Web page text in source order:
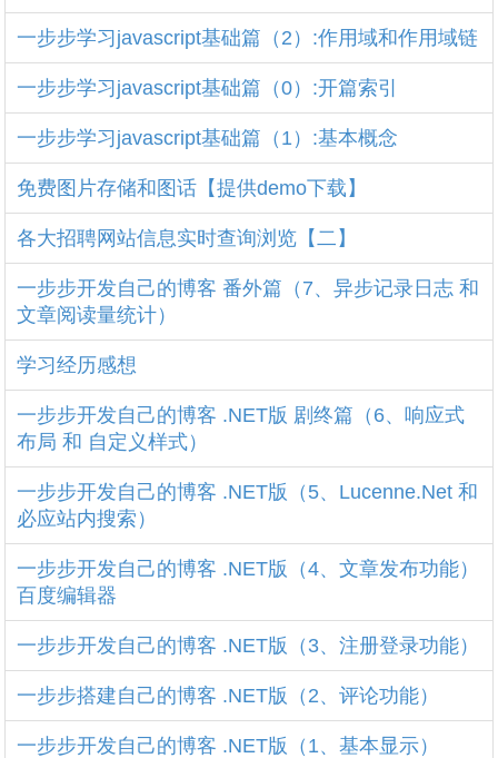
一步步学习javascript基础篇（2）:作用域和作用域链
一步步学习javascript基础篇（0）:开篇索引
一步步学习javascript基础篇（1）:基本概念
免费图片存储和图话【提供demo下载】
各大招聘网站信息实时查询浏览【二】
一步步开发自己的博客 番外篇（7、异步记录日志 和
文章阅读量统计）
学习经历感想
一步步开发自己的博客 .NET版 剧终篇（6、响应式
布局 和 自定义样式）
一步步开发自己的博客 .NET版（5、Lucenne.Net 和
必应站内搜索）
一步步开发自己的博客 .NET版（4、文章发布功能）
百度编辑器
一步步开发自己的博客 .NET版（3、注册登录功能）
一步步搭建自己的博客 .NET版（2、评论功能）
一步步开发自己的博客 .NET版（1、基本显示）